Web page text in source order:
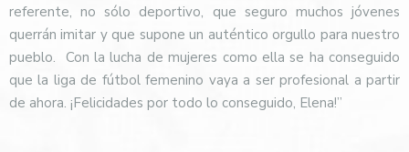
referente, no sólo deportivo, que seguro muchos jóvenes
querrán imitar y que supone un auténtico orgullo para nuestro
pueblo.
Con la lucha de mujeres como ella se ha conseguido
que la liga de fútbol femenino vaya a ser profesional a partir
de ahora. ¡Felicidades por todo lo conseguido, Elena!”